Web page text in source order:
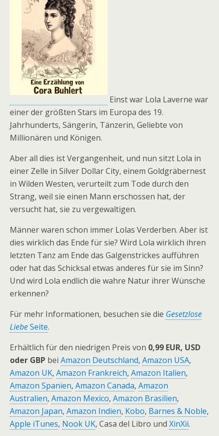
Einst war Lola Laverne war
einer der größten Stars im Europa des 19.
Jahrhunderts, Sängerin, Tänzerin, Geliebte von
Millionären und Königen.
Aber all dies ist Vergangenheit, und nun sitzt Lola in
einer Zelle in Silver Dollar City, einem Goldgräbernest
in Wilden Westen, verurteilt zum Tode durch den
Strang, weil sie einen Mann erschossen hat, der
versucht hat, sie zu vergewaltigen.
Männer waren schon immer Lolas Verderben. Aber ist
dies wirklich das Ende für sie? Wird Lola wirklich ihren
letzten Tanz am Ende das Galgenstrickes aufführen
oder hat das Schicksal etwas anderes für sie im Sinn?
Und wird Lola endlich die wahre Natur ihrer Wünsche
erkennen?
Für mehr Informationen, besuchen sie die Gesetzlose
LiebeSeite.
Erhältlich für den niedrigen Preis von 0,99 EUR, USD
oder GBP bei Amazon Deutschland, Amazon USA,
Amazon UK, Amazon Frankreich, Amazon Italien,
Amazon Spanien, Amazon Canada, Amazon
Australien, Amazon Mexico, Amazon Brasilien,
Amazon Japan, Amazon Indien, Kobo, Barnes & Noble,
Apple iTunes, Nook UK, Casa del Libro und XinXii.